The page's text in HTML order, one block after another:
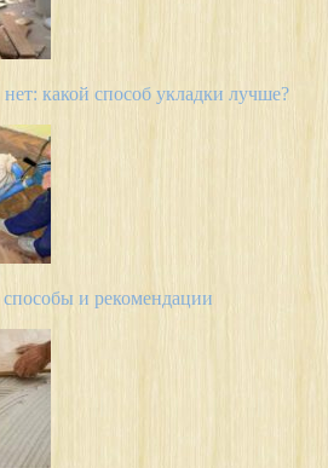
какой способ укладки лучше?
и рекомендации